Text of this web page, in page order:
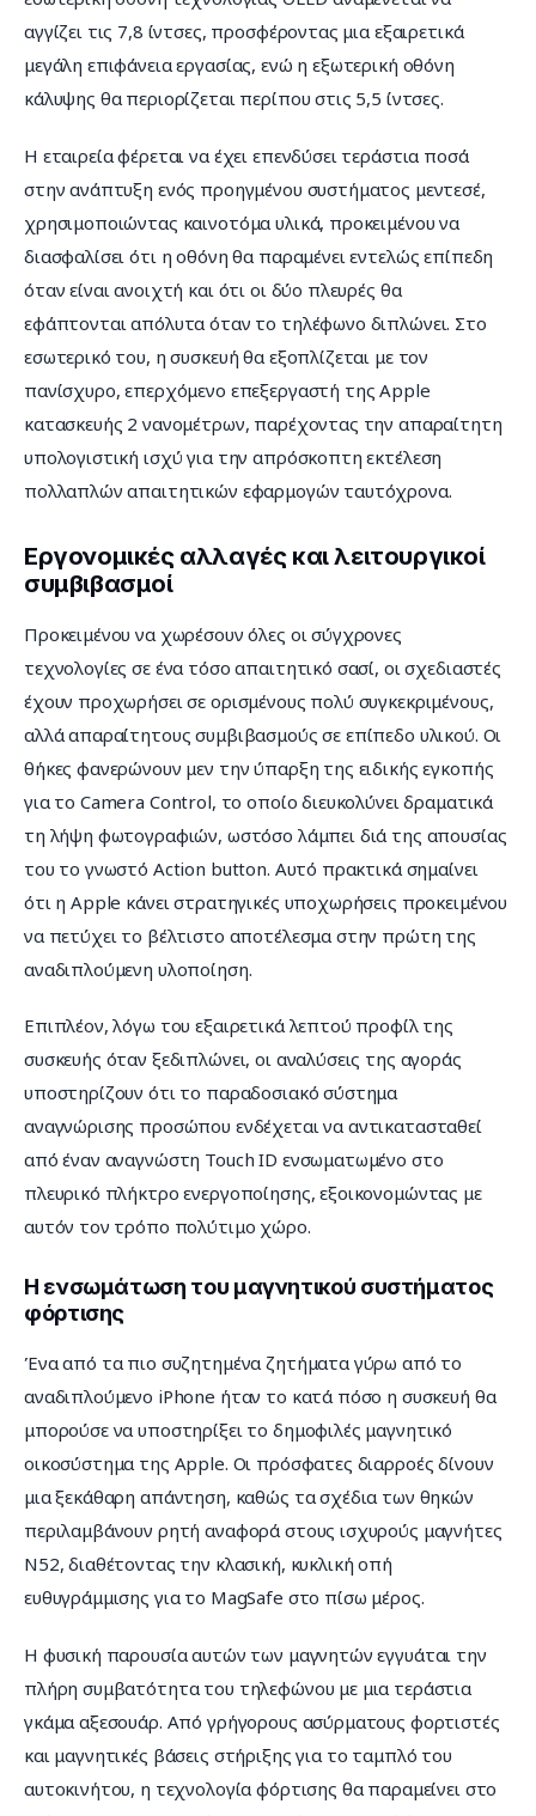
αγγίζει τις 7,8 ίντσες, προσφέροντας μια εξαιρετικά
μεγάλη επιφάνεια εργασίας, ενώ η εξωτερική οθόνη
κάλυψης θα περιορίζεται περίπου στις 5,5 ίντσες.
Η εταιρεία φέρεται να έχει επενδύσει τεράστια ποσά
στην ανάπτυξη ενός προηγμένου συστήματος μεντεσέ,
χρησιμοποιώντας καινοτόμα υλικά, προκειμένου να
διασφαλίσει ότι η οθόνη θα παραμένει εντελώς επίπεδη
όταν είναι ανοιχτή και ότι οι δύο πλευρές θα
εφάπτονται απόλυτα όταν το τηλέφωνο διπλώνει. Στο
εσωτερικό του, η συσκευή θα εξοπλίζεται με τον
πανίσχυρο, επερχόμενο επεξεργαστή της Apple
κατασκευής 2 νανομέτρων, παρέχοντας την απαραίτητη
υπολογιστική ισχύ για την απρόσκοπτη εκτέλεση
πολλαπλών απαιτητικών εφαρμογών ταυτόχρονα.
Εργονομικές αλλαγές και λειτουργικοί
συμβιβασμοί
Προκειμένου να χωρέσουν όλες οι σύγχρονες
τεχνολογίες σε ένα τόσο απαιτητικό σασί, οι σχεδιαστές
έχουν προχωρήσει σε ορισμένους πολύ συγκεκριμένους,
αλλά απαραίτητους συμβιβασμούς σε επίπεδο υλικού. Οι
θήκες φανερώνουν μεν την ύπαρξη της ειδικής εγκοπής
για το Camera Control, το οποίο διευκολύνει δραματικά
τη λήψη φωτογραφιών, ωστόσο λάμπει διά της απουσίας
του το γνωστό Action button. Αυτό πρακτικά σημαίνει
ότι η Apple κάνει στρατηγικές υποχωρήσεις προκειμένου
να πετύχει το βέλτιστο αποτέλεσμα στην πρώτη της
αναδιπλούμενη υλοποίηση.
Επιπλέον, λόγω του εξαιρετικά λεπτού προφίλ της
συσκευής όταν ξεδιπλώνει, οι αναλύσεις της αγοράς
υποστηρίζουν ότι το παραδοσιακό σύστημα
αναγνώρισης προσώπου ενδέχεται να αντικατασταθεί
από έναν αναγνώστη Touch ID ενσωματωμένο στο
πλευρικό πλήκτρο ενεργοποίησης, εξοικονομώντας με
αυτόν τον τρόπο πολύτιμο χώρο.
Η ενσωμάτωση του μαγνητικού συστήματος
φόρτισης
Ένα από τα πιο συζητημένα ζητήματα γύρω από το
αναδιπλούμενο iPhone ήταν το κατά πόσο η συσκευή θα
μπορούσε να υποστηρίξει το δημοφιλές μαγνητικό
οικοσύστημα της Apple. Οι πρόσφατες διαρροές δίνουν
μια ξεκάθαρη απάντηση, καθώς τα σχέδια των θηκών
περιλαμβάνουν ρητή αναφορά στους ισχυρούς μαγνήτες
N52, διαθέτοντας την κλασική, κυκλική οπή
ευθυγράμμισης για το MagSafe στο πίσω μέρος.
Η φυσική παρουσία αυτών των μαγνητών εγγυάται την
πλήρη συμβατότητα του τηλεφώνου με μια τεράστια
γκάμα αξεσουάρ. Από γρήγορους ασύρματους φορτιστές
και μαγνητικές βάσεις στήριξης για το ταμπλό του
αυτοκινήτου, η τεχνολογία φόρτισης θα παραμείνει στο